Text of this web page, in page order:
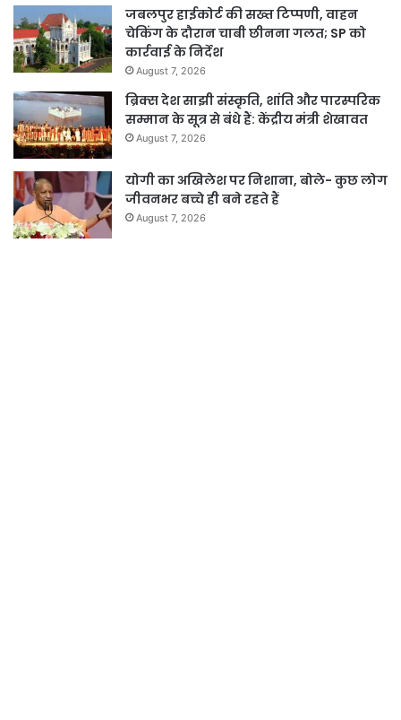
जबलपुर हाईकोर्ट की सख्त टिप्पणी, वाहन
चेकिंग के दौरान चाबी छीनना गलत; SP को
कार्रवाई के निर्देश
August 7, 2026
ब्रिक्स देश साझी संस्कृति, शांति और पारस्परिक
सम्मान के सूत्र से बंधे हैं: केंद्रीय मंत्री शेखावत
August 7, 2026
योगी का अखिलेश पर निशाना, बोले- कुछ लोग
जीवनभर बच्चे ही बने रहते हैं
August 7, 2026